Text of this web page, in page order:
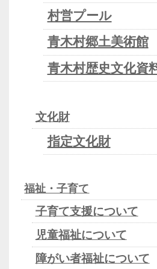
村営プール
青木村郷土美術館
青木村歴史文化資
文化財
指定文化財
福祉・子育て
子育て支援について
児童福祉について
障がい者福祉について